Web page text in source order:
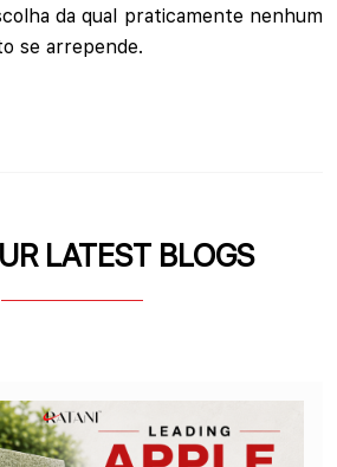
da qual praticamente nenhum
se arrepende.
LATEST BLOGS